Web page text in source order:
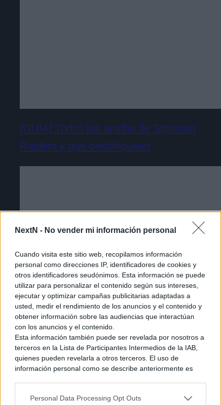
NextN - No vender mi información personal
Cuando visita este sitio web, recopilamos información
personal como direcciones IP, identificadores de cookies y
otros identificadores seudónimos. Esta información se puede
utilizar para personalizar el contenido según sus intereses,
ejecutar y optimizar campañas publicitarias adaptadas a
usted, medir el rendimiento de los anuncios y el contenido y
obtener información sobre las audiencias que interactúan
con los anuncios y el contenido.
Esta información también puede ser revelada por nosotros a
terceros en la Lista de Participantes Intermedios de la IAB,
quienes pueden revelarla a otros terceros. El uso de
información personal como se describe anteriormente es
generamos contenido relevante para nuestra audiencia.
Personal Data Processing Opt Outs
[GUÍA] Todos los amiibo de Splatoon
Raiders y qué desbloquean
Cómo acceder a la beta cerrada de The
Duskbloods [Tutorial]